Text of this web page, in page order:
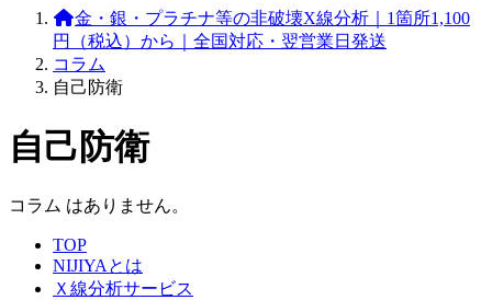
金・銀・プラチナ等の非破壊X線分析｜1箇所1,100
円（税込）から｜全国対応・翌営業日発送
コラム
自己防衛
自己防衛
コラム はありません。
TOP
NIJIYAとは
Ｘ線分析サービス